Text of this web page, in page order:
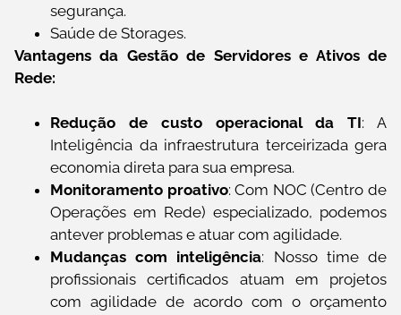
segurança.
Saúde de Storages.
Vantagens da Gestão de Servidores e Ativos de
Rede:
Redução de custo operacional da TI: A
Inteligência da infraestrutura terceirizada gera
economia direta para sua empresa.
Monitoramento proativo: Com NOC (Centro de
Operações em Rede) especializado, podemos
antever problemas e atuar com agilidade.
Mudanças com inteligência: Nosso time de
profissionais certificados atuam em projetos
com agilidade de acordo com o orçamento